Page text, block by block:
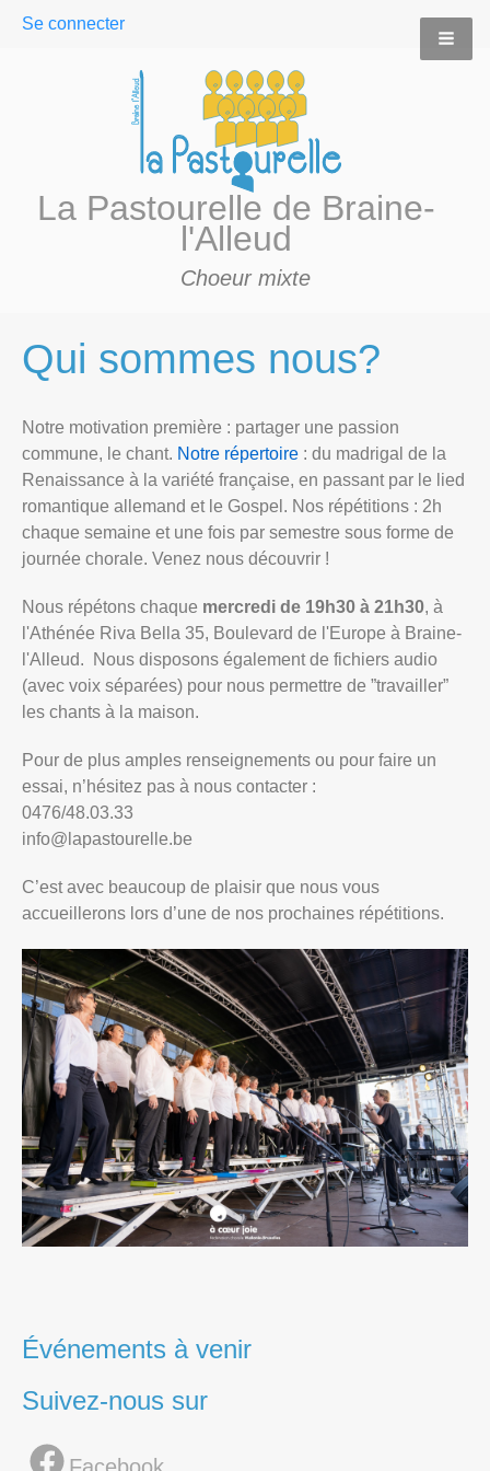
User
Se connecter
La Pastourelle de Braine-
l'Alleud
Choeur mixte
Qui sommes nous?
Notre motivation première : partager une passion
commune, le chant. Notre répertoire : du madrigal de la
Renaissance à la variété française, en passant par le lied
romantique allemand et le Gospel. Nos répétitions : 2h
chaque semaine et une fois par semestre sous forme de
journée chorale. Venez nous découvrir !
Nous répétons chaque mercredi de 19h30 à 21h30, à
l'Athénée Riva Bella 35, Boulevard de l'Europe à Braine-
l'Alleud. Nous disposons également de fichiers audio
(avec voix séparées) pour nous permettre de ”travailler”
les chants à la maison.
Pour de plus amples renseignements ou pour faire un
essai, n’hésitez pas à nous contacter :
0476/48.03.33
info@lapastourelle.be
C’est avec beaucoup de plaisir que nous vous
accueillerons lors d’une de nos prochaines répétitions.
Événements à venir
Suivez-nous sur